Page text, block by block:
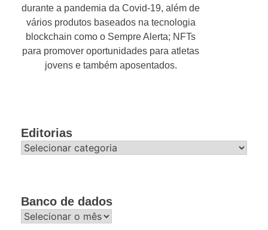
durante a pandemia da Covid-19, além de
vários produtos baseados na tecnologia
blockchain como o Sempre Alerta; NFTs
para promover oportunidades para atletas
jovens e também aposentados.
Editorias
Editorias
Banco de dados
Banco